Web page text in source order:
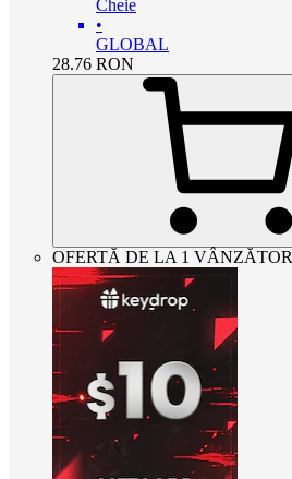
Cheie
•
GLOBAL
28.76 RON
OFERTĂ DE LA 1 VÂNZĂTOR